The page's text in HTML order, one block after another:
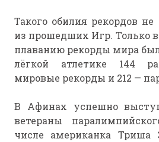
Такого обилия рекордов
из прошедших Игр. Только
плаванию рекорды мира
лёгкой атлетике 144
мировые рекорды и 212 —
В Афинах успешно
ветераны
числе американка Триша